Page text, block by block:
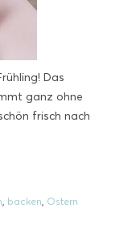
Das
ganz ohne
frisch nach
, backen, Ostern